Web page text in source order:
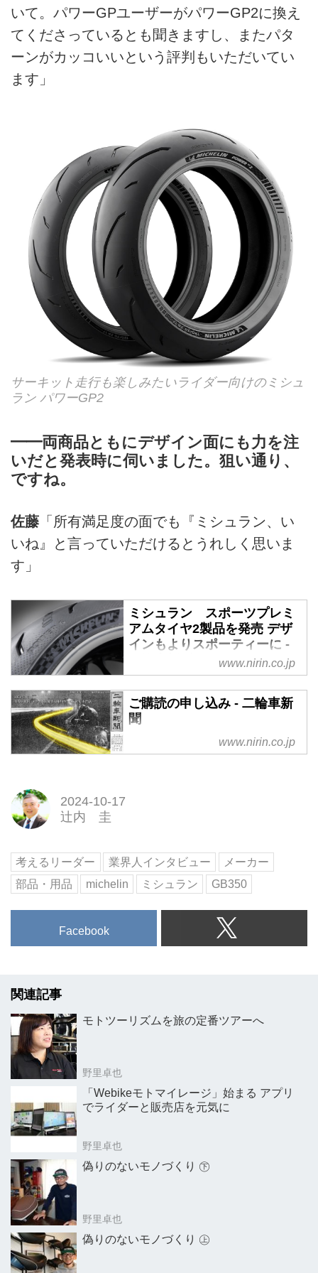
いて。パワーGPユーザーがパワーGP2に換え
てくださっているとも聞きますし、またパタ
ーンがカッコいいという評判もいただいてい
ます」
サーキット走行も楽しみたいライダー向けのミシュ
ラン パワーGP2
━━両商品ともにデザイン面にも力を注
いだと発表時に伺いました。狙い通り、
ですね。
佐藤 「所有満足度の面でも『ミシュラン、い
いね』と言っていただけるとうれしく思いま
す」
ミシュラン スポーツプレミ
アムタイヤ2製品を発売 デザ
インもよりスポーティーに -
用スポーツタイヤ2製品を発表、1
月25日より発売した。新発売の2
POWER6（以下パワー6）」と
ものだ。
www.nirin.co.jp
ご購読の申し込み - 二輪車新
聞
www.nirin.co.jp
2024-10-17
辻内 圭
考えるリーダー 業界人インタビュー
メーカー
部品・用品
michelin ミシュラン GB350
Facebook
関連記事
モトツーリズムを旅の定番ツアーへ
野里卓也
「Webikeモトマイレージ」始まる アプリ
でライダーと販売店を元気に
野里卓也
偽りのないモノづくり ㊦
野里卓也
偽りのないモノづくり ㊤